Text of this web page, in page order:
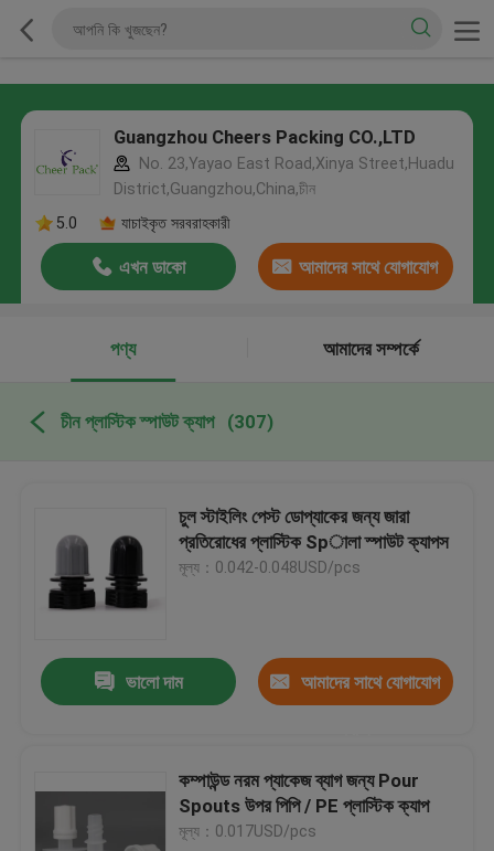
Guangzhou Cheers Packing CO.,LTD
No. 23,Yayao East Road,Xinya Street,Huadu
District,Guangzhou,China,চীন
5.0
যাচাইকৃত সরবরাহকারী
এখন ডাকো আমাদের সাথে যোগাযোগ
পণ্য
আমাদের সম্পর্কে
চীন প্লাস্টিক স্পাউট ক্যাপ (307)
চুল স্টাইলিং পেস্ট ডোপ্যাকের জন্য জারা
প্রতিরোধের প্লাস্টিক Spালা স্পাউট ক্যাপস
মূল্য：0.042-0.048USD/pcs
ভালো দাম আমাদের সাথে যোগাযোগ
কম্পাউন্ড নরম প্যাকেজ ব্যাগ জন্য Pour
Spouts উপর পিপি / PE প্লাস্টিক ক্যাপ
মূল্য：0.017USD/pcs